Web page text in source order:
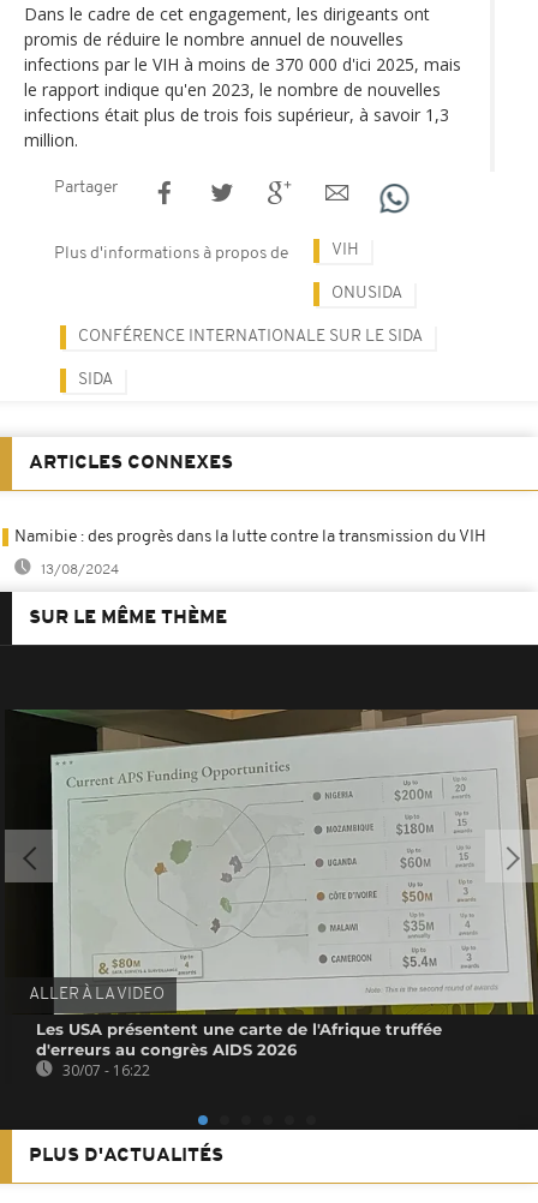
Dans le cadre de cet engagement, les dirigeants ont
promis de réduire le nombre annuel de nouvelles
infections par le VIH à moins de 370 000 d'ici 2025, mais
le rapport indique qu'en 2023, le nombre de nouvelles
infections était plus de trois fois supérieur, à savoir 1,3
million.
Partager
Plus d'informations à propos de VIH
ONUSIDA
CONFÉRENCE INTERNATIONALE SUR LE SIDA
SIDA
ARTICLES CONNEXES
Namibie : des progrès dans la lutte contre la transmission du VIH
13/08/2024
SUR LE MÊME THÈME
ALLER À LA VIDEO
Les USA présentent une carte de l'Afrique truffée
d'erreurs au congrès AIDS 2026
30/07 - 16:22
PLUS D'ACTUALITÉS